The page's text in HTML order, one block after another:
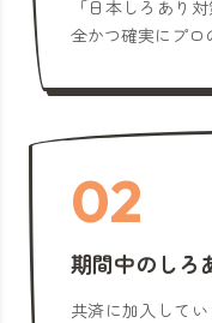
「日本しろあり
全かつ確実にプロ
02
期間中のしろ
共済に加入して